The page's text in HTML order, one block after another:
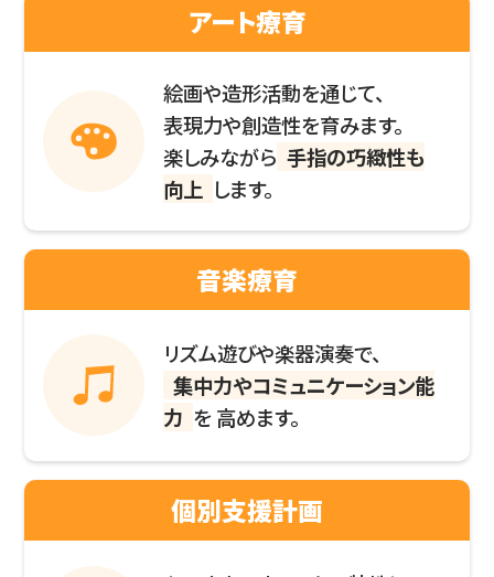
アート療育
絵画や造形活動を通じて、
表現力や創造性を育みます。
楽しみながら 手指の巧緻性も
向上 します。
音楽療育
リズム遊びや楽器演奏で、
集中力やコミュニケーション能
力 を高めます。
個別支援計画